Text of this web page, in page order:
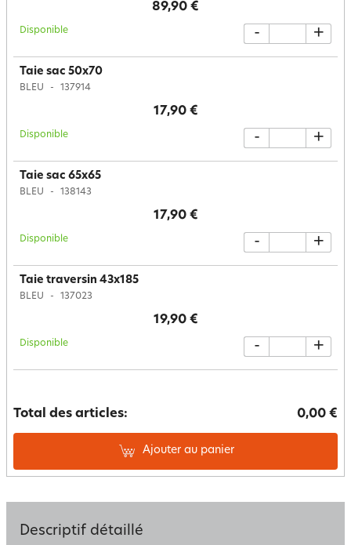
89,90 €
Disponible - +
Taie sac 50x70
BLEU 137914
17,90 €
Disponible - +
Taie sac 65x65
BLEU 138143
17,90 €
Disponible - +
Taie traversin 43x185
BLEU 137023
19,90 €
Disponible - +
Total des articles: 0,00 €
Ajouter au panier
Descriptif détaillé